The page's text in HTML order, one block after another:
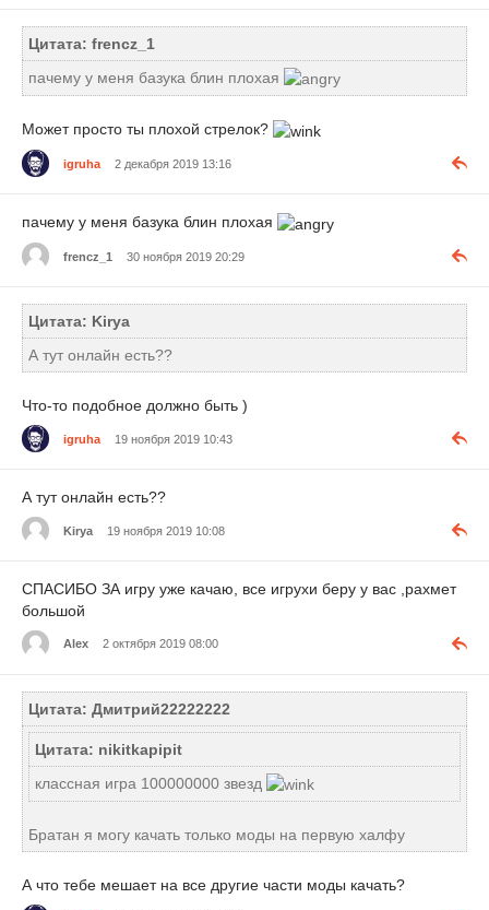
Цитата: frencz_1
пачему у меня базука блин плохая
Может просто ты плохой стрелок?
igruha 2 декабря 2019 13:16
пачему у меня базука блин плохая
frencz_1 30 ноября 2019 20:29
Цитата: Kirya
А тут онлайн есть??
Что-то подобное должно быть )
igruha 19 ноября 2019 10:43
А тут онлайн есть??
Kirya 19 ноября 2019 10:08
СПАСИБО ЗА игру уже качаю, все игрухи беру у вас ,рахмет
большой
Alex 2 октября 2019 08:00
Цитата: Дмитрий22222222
Цитата: nikitkapipit
классная игра 100000000 звезд
Братан я могу качать только моды на первую халфу
А что тебе мешает на все другие части моды качать?